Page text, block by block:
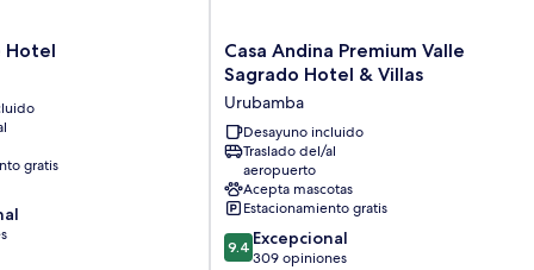
Hotel
gratis
Casa
Andina
Premium
Valle
Sagrado
Hotel
Villas
Urubamba
Casa Andina Premium Valle
Sagrado Hotel & Villas
Urubamba
Desayuno incluido
Traslado del/al
aeropuerto
Acepta mascotas
Estacionamiento gratis
9.4
de
9.4 Excepcional
309 opiniones